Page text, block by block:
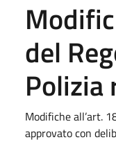
del
Polizia
Modifiche all’art.
approvato con